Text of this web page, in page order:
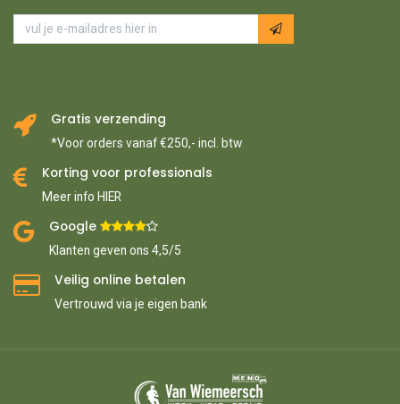
Gratis verzending
*Voor orders vanaf €250,- incl. btw
Korting voor professionals
Meer info HIER
Google ​
Klanten geven ons 4,5/5
Veilig online betalen
Vertrouwd via je eigen bank